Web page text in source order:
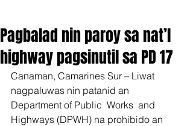
Pagbalad nin paroy sa nat’l
highway pagsinutil sa PD 17
Canaman, Camarines Sur – Liwat
nagpaluwas nin patanid an
Department of Public  Works  and
Highways (DPWH) na prohibido an